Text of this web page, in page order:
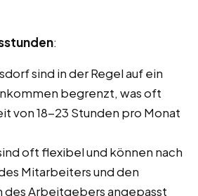
:
sind in der Regel auf ein
begrenzt, was oft
von 18-23 Stunden pro Monat
oft flexibel und können nach
Mitarbeiters und den
des Arbeitgebers angepasst